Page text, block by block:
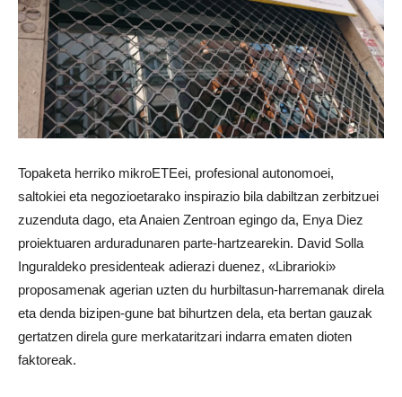
Topaketa herriko mikroETEei, profesional autonomoei,
saltokiei eta negozioetarako inspirazio bila dabiltzan zerbitzuei
zuzenduta dago, eta Anaien Zentroan egingo da, Enya Diez
proiektuaren arduradunaren parte-hartzearekin. David Solla
Inguraldeko presidenteak adierazi duenez, «Librarioki»
proposamenak agerian uzten du hurbiltasun-harremanak direla
eta denda bizipen-gune bat bihurtzen dela, eta bertan gauzak
gertatzen direla gure merkataritzari indarra ematen dioten
faktoreak.